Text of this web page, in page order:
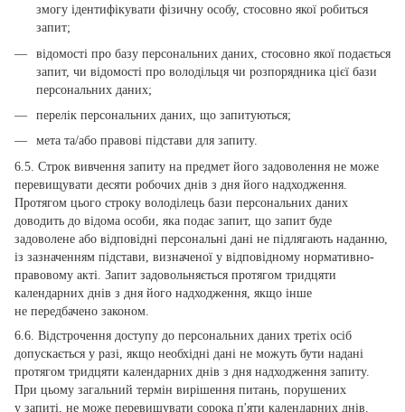
змогу ідентифікувати фізичну особу, стосовно якої робиться
запит;
відомості про базу персональних даних, стосовно якої подається
запит, чи відомості про володільця чи розпорядника цієї бази
персональних даних;
перелік персональних даних, що запитуються;
мета та/або правові підстави для запиту.
6.5. Строк вивчення запиту на предмет його задоволення не може
перевищувати десяти робочих днів з дня його надходження.
Протягом цього строку володілець бази персональних даних
доводить до відома особи, яка подає запит, що запит буде
задоволене або відповідні персональні дані не підлягають наданню,
із зазначенням підстави, визначеної у відповідному нормативно-
правовому акті. Запит задовольняється протягом тридцяти
календарних днів з дня його надходження, якщо інше
не передбачено законом.
6.6. Відстрочення доступу до персональних даних третіх осіб
допускається у разі, якщо необхідні дані не можуть бути надані
протягом тридцяти календарних днів з дня надходження запиту.
При цьому загальний термін вирішення питань, порушених
у запиті, не може перевищувати сорока п'яти календарних днів.